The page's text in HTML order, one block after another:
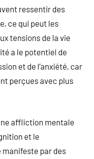
ressentir des
ce qui peut les
tensions de la vie
a le potentiel de
et de l’anxiété, car
perçues avec plus
affliction mentale
et le
par des